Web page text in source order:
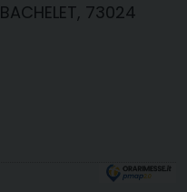
73024